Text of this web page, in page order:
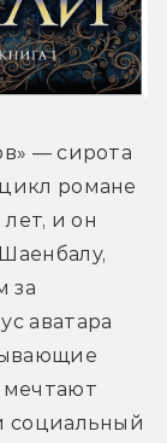
— сирота
романе
и он
за
аватара
социальный